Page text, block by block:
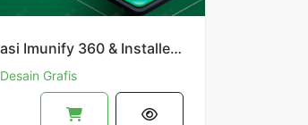
Jasa Konfigurasi Imunify 360 & Installed License Imunufy 360 (Masa Aktif License 1 Tahun)
Desain Grafis